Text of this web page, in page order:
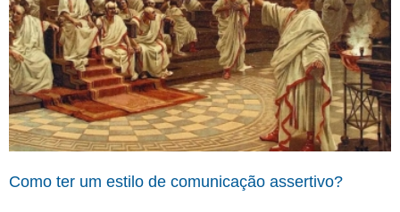
Como ter um estilo de comunicação assertivo?